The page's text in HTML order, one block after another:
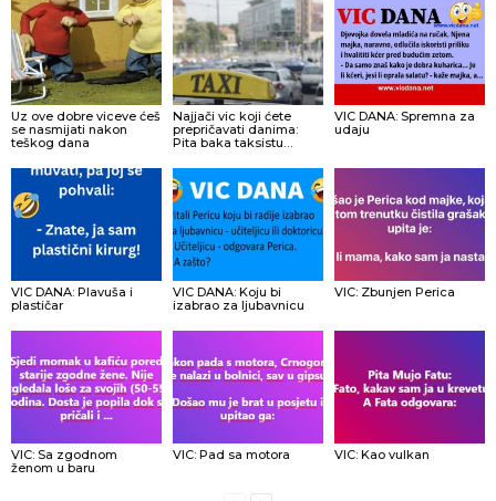
Uz ove dobre viceve ćeš
se nasmijati nakon
teškog dana
Najjači vic koji ćete
prepričavati danima:
Pita baka taksistu…
VIC DANA: Spremna za
udaju
VIC DANA: Plavuša i
plastičar
VIC DANA: Koju bi
izabrao za ljubavnicu
VIC: Zbunjen Perica
VIC: Sa zgodnom
ženom u baru
VIC: Pad sa motora VIC: Kao vulkan